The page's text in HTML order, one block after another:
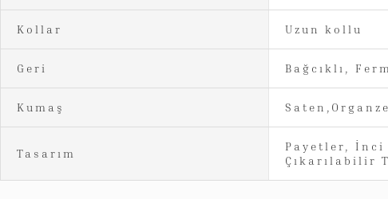
Kollar Uzun kollu
Geri Bağcıklı,
Kumaş Saten,Organze
Tasarım
Payetler, İnci
Çıkarılabilir